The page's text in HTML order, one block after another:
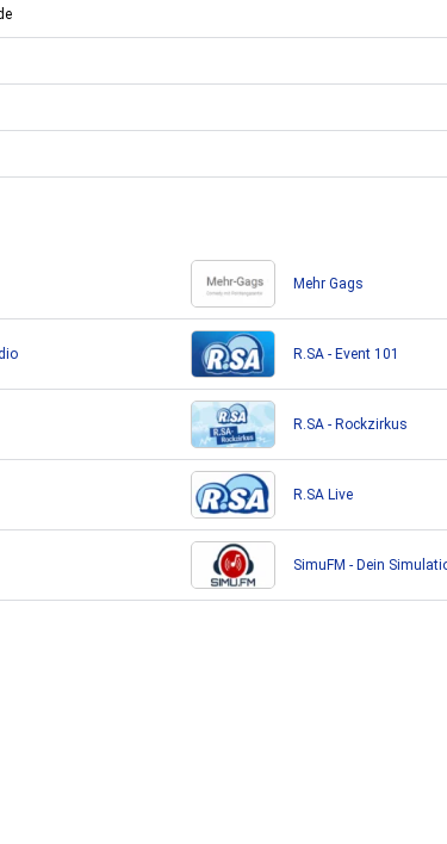
Mehr Gags
R.SA - Event 101
R.SA - Rockzirkus
R.SA Live
SimuFM - Dein